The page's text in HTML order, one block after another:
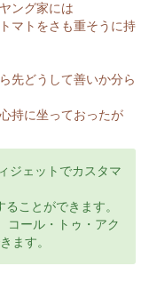
ング家には
マトをさも重そうに持
先どうして善いか分ら
持に坐っておったが
ジェットでカスタマ
ことができます。
コール・トゥ・アク
ます。